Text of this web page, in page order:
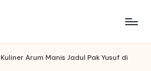
Kuliner Arum Manis Jadul Pak Yusuf di